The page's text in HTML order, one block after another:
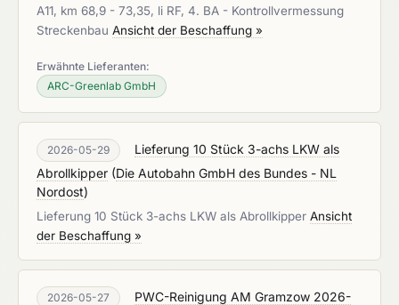
A11, km 68,9 - 73,35, li RF, 4. BA - Kontrollvermessung
Streckenbau Ansicht der Beschaffung »
Erwähnte Lieferanten:
ARC-Greenlab GmbH
2026-05-29
Lieferung 10 Stück 3-achs LKW als
Abrollkipper (Die Autobahn GmbH des Bundes - NL
Nordost)
Lieferung 10 Stück 3-achs LKW als Abrollkipper Ansicht
der Beschaffung »
2026-05-27
PWC-Reinigung AM Gramzow 2026-